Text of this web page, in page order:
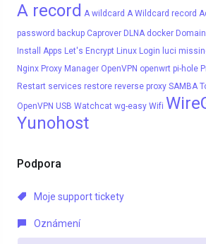
A record A wildcard A Wildcard record
password backup Caprover DLNA docker
Install Apps Let's Encrypt Linux Login luci
Nginx Proxy Manager OpenVPN openwrt pi-hole
Restart services restore reverse proxy SAMBA
OpenVPN USB Watchcat wg-easy Wifi
Yunohost
Podpora
Moje support tickety
Oznámení